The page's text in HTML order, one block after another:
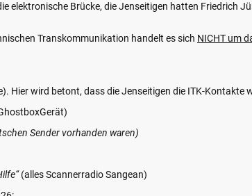
elektronische Brücke, die Jenseitigen hatten Friedrich
Transkommunikation handelt es sich NICHT um
Hier wird betont, dass die Jenseitigen die ITK-Kontakte
Sender vorhanden waren)
(alles Scannerradio Sangean)